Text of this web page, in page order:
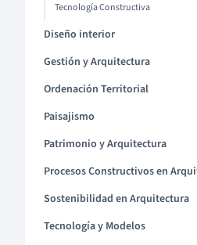
Tecnología Constructiva
Diseño interior
Gestión y Arquitectura
Ordenación Territorial
Paisajismo
Patrimonio y Arquitectura
Procesos Constructivos en
Sostenibilidad en Arquitectura
Tecnología y Modelos